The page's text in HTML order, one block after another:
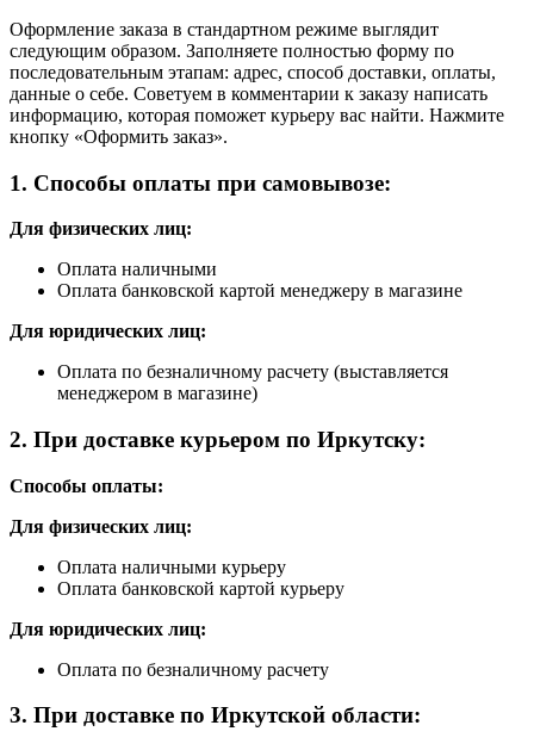
Оформление заказа в стандартном режиме выглядит
следующим образом. Заполняете полностью форму по
последовательным этапам: адрес, способ доставки, оплаты,
данные о себе. Советуем в комментарии к заказу написать
информацию, которая поможет курьеру вас найти. Нажмите
кнопку «Оформить заказ».
1. Способы оплаты при самовывозе:
Для физических лиц:
Оплата наличными
Оплата банковской картой менеджеру в магазине
Для юридических лиц:
Оплата по безналичному расчету (выставляется
менеджером в магазине)
2. При доставке курьером по Иркутску:
Способы оплаты:
Для физических лиц:
Оплата наличными курьеру
Оплата банковской картой курьеру
Для юридических лиц:
Оплата по безналичному расчету
3. При доставке по Иркутской области: